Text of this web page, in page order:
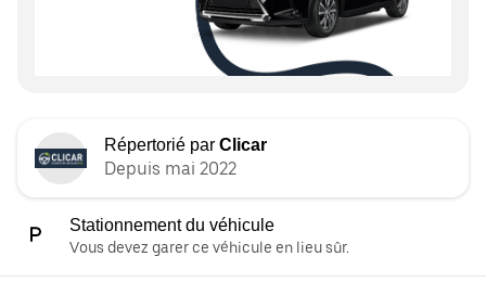
Répertorié par Clicar
Depuis mai 2022
Stationnement du véhicule
Vous devez garer ce véhicule en lieu sûr.